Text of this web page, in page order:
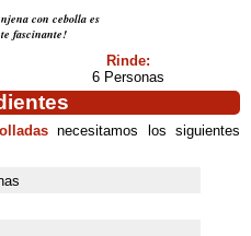
con cebolla es
fascinante!
Rinde:
6 Personas
necesitamos los siguientes